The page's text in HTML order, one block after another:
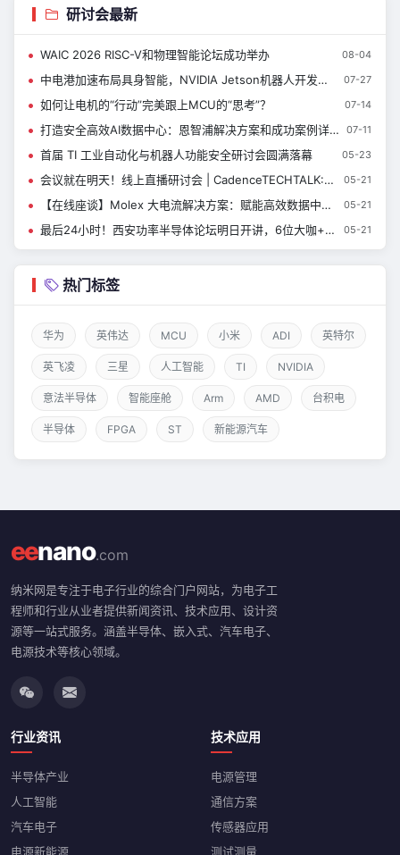
研讨会最新
WAIC 2026 RISC-V和物理智能论坛成功举办 08-04
中电港加速布局具身智能，NVIDIA Jetson机器人开发专场圆满落幕 07-27
如何让电机的“行动”完美跟上MCU的“思考”？ 07-14
打造安全高效AI数据中心：恩智浦解决方案和成功案例详解 | 恩智浦创新技术峰会演讲精选 ⑦ 07-11
首届 TI 工业自动化与机器人功能安全研讨会圆满落幕 05-23
会议就在明天！线上直播研讨会 | CadenceTECHTALK: Redefining Circuit Design Efficiency with ML-Driven EM Optimization 05-21
【在线座谈】Molex 大电流解决方案：赋能高效数据中心的未来 05-21
最后24小时！西安功率半导体论坛明日开讲，6位大咖+到场有礼 05-21
热门标签
华为 英伟达 MCU 小米 ADI 英特尔
英飞凌 三星 人工智能 TI NVIDIA
意法半导体 智能座舱 Arm AMD 台积电
半导体 FPGA ST 新能源汽车
eenano.com
纳米网是专注于电子行业的综合门户网站，为电子工
程师和行业从业者提供新闻资讯、技术应用、设计资
源等一站式服务。涵盖半导体、嵌入式、汽车电子、
电源技术等核心领域。
行业资讯
半导体产业
人工智能
汽车电子
电源新能源
技术应用
电源管理
通信方案
传感器应用
测试测量